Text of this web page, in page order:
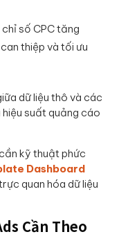
số CPC tăng
thiệp và tối ưu
dữ liệu thô và các
suất quảng cáo
kỹ thuật phức
Dashboard
quan hóa dữ liệu
Cần Theo